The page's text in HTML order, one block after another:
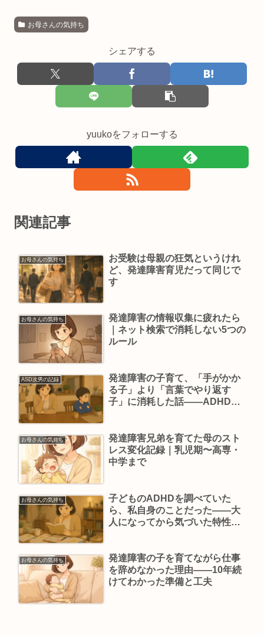
お母さんの気持ち
シェアする
yuukoをフォローする
関連記事
お母さんの気持ち
お受験は母親の狂気というけれ
ど、発達障害育児だって同じで
す
お母さんの気持ち
発達障害の情報収集に疲れたら
｜ネット検索で消耗しない5つの
ルール
ASD次男の記録
発達障害の子育て、「手がかか
る子」より「言葉でやり返す
子」に消耗した話——ADHDの
お母さんの気持ち
発達障害兄弟を育てた母のスト
レス変化記録｜乳児期〜高専・
中学まで
お母さんの気持ち
子どものADHDを調べていた
ら、私自身のことだった——大
人になってから気づいた特性
お母さんの気持ち
発達障害の子を育てながら仕事
を辞めなかった理由——10年続
けてわかった準備と工夫